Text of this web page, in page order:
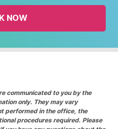
NOW
communicated to you by the
only. They may vary
performed in the office, the
procedures required. Please